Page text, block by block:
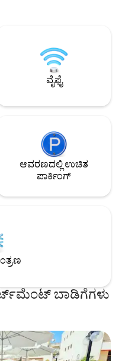
ಸ್ಪಾಗೆ ಉಚಿತ
ದೀರ್ಘಾವಧಿಯ
ವಿಹಾರಕ್ಕೆ ಸೂಕ್ತವಾಗಿದೆ.
ಮಾಡಲು
ವೈಫೈ
ಆವರಣದಲ್ಲಿ ಉಚಿತ
ಪಾರ್ಕಿಂಗ್
ಬಾಡಿಗೆಗಳು